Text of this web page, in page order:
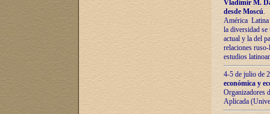
Vladímir М.
desde Moscú.
América Latina
la diversidad
actual у lа del
relaciones
estudios
4-5 de julio de
económica y
Organizadores
Aplicada